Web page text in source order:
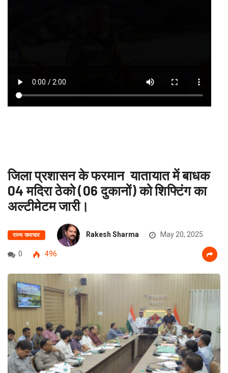
जिला प्रशासन के फरमान यातायात में बाधक
04 मदिरा ठेको (06 दुकानों) को शिफ्टिंग का
अल्टीमेटम जारी।
राज्य समाचार Rakesh Sharma May 20, 2025
0 496